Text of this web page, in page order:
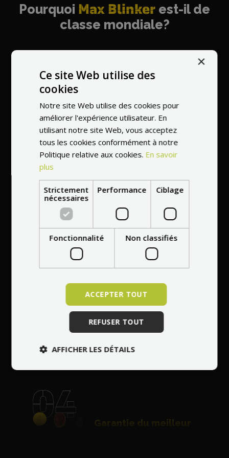
Pourquoi Max Blinker est-il de
classe mondiale?
monde
Entretien
domicile dans toute
l'Europe
Réparation gratuite
de tout dommage
dans les 30 jours
suivant l'achat
Garantie du meilleur
×
Ce site Web utilise des
cookies
Notre site Web utilise des cookies pour
améliorer l'expérience utilisateur. En
utilisant notre site Web, vous acceptez
tous les cookies conformément à notre
Politique relative aux cookies. En savoir
plus
Strictement
nécessaires
Performance Ciblage
Fonctionnalité Non classifiés
ACCEPTER TOUT
REFUSER TOUT
AFFICHER LES DÉTAILS